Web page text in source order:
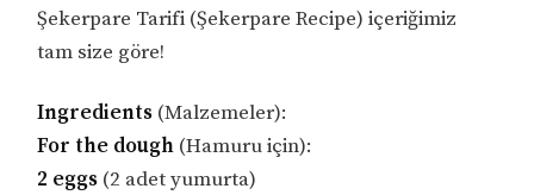
Şekerpare Tarifi (Şekerpare Recipe) içeriğimiz
tam size göre!
Ingredients (Malzemeler):
For the dough (Hamuru için):
2 eggs (2 adet yumurta)